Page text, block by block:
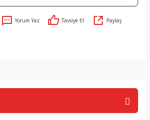
Yorum Yaz Tavsiye Et Paylaş